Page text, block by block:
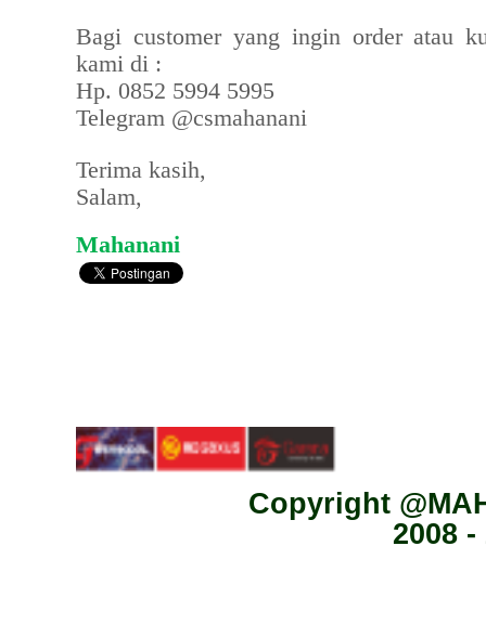
Bagi customer yang ingin order atau
kami di :
Hp. 0852 5994 5995
Telegram @csmahanani
Terima kasih,
Salam,
Mahanani
Copyright
2008 -